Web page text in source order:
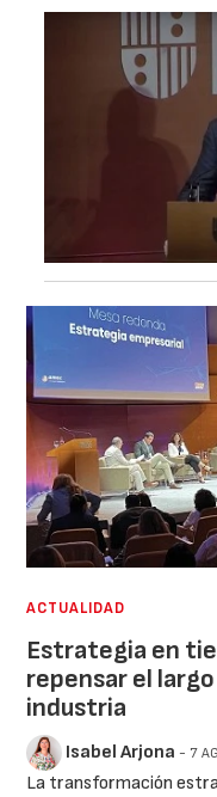
ACTUALIDAD
Estrategia en
repensar el
industria
Isabel Arjona - 7
La transformación